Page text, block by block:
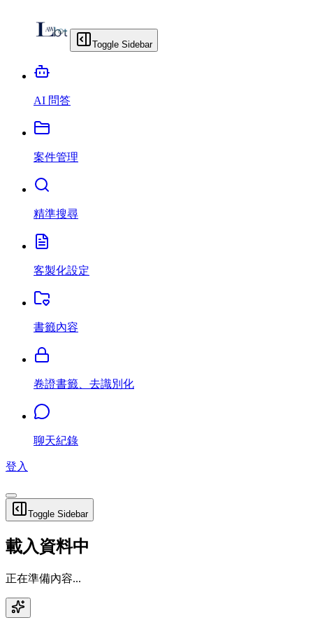
Toggle Sidebar
AI 問答
案件管理
精準搜尋
客製化設定
書籤內容
卷證書籤、去識別化
聊天紀錄
登入
Toggle Sidebar
載入資料中
正在準備內容...